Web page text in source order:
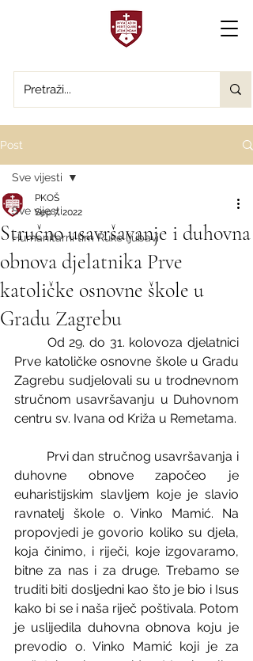
Post
Sve vijesti
Humanitarni tim Ruke ljubavi
Sve vijesti
Stručno usavršavanje i duhovna
obnova djelatnika Prve
katoličke osnovne škole u
Gradu Zagrebu
PKOŠ
Sep 7, 2022
Prve katoličke osnovne škole u Gradu
Zagrebu sudjelovali su u trodnevnom
stručnom usavršavanju u Duhovnom
centru sv. Ivana od Križa u Remetama.
duhovne obnove započeo je
euharistijskim slavljem koje je slavio
ravnatelj škole o. Vinko Mamić. Na
propovjedi je govorio koliko su djela,
koja činimo, i riječi, koje izgovaramo,
bitne za nas i za druge. Trebamo se
truditi biti dosljedni kao što je bio i Isus
kako bi se i naša riječ poštivala. Potom
je uslijedila duhovna obnova koju je
prevodio o. Vinko Mamić koji je za